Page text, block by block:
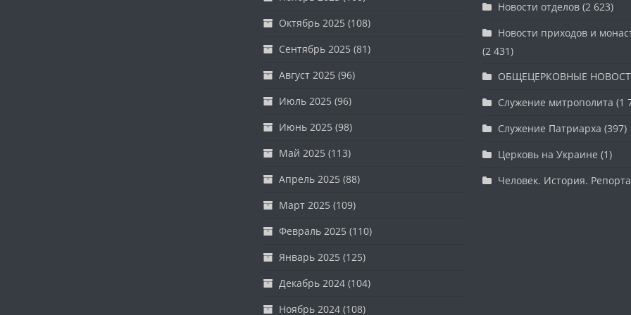
Октябрь 2025 (108)
Сентябрь 2025 (81)
Август 2025 (96)
Июль 2025 (96)
Июнь 2025 (98)
Май 2025 (113)
Апрель 2025 (88)
Март 2025 (109)
Февраль 2025 (110)
Январь 2025 (125)
Декабрь 2024(104)
Ноябрь 2024(108)
Новости отделов(2 623)
Новости приходов и
(2 431)
ОБЩЕЦЕРКОВНЫЕ
Служение митрополита (1
Служение Патриарха (397)
Церковь на Украине (1)
Человек. История.